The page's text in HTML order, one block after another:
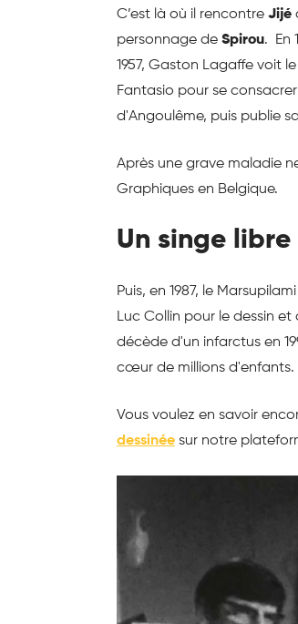
C’est là où il rencontre Jijé
personnage de Spirou. En
1957, Gaston Lagaffe voit
Fantasio pour se
d'Angoulême, puis publie
Après une grave maladie
Graphiques en Belgique.
Un singe libre
Puis, en 1987, le
Luc Collin pour le dessin
décède d'un infarctus en
cœur de millions d'enfants.
Vous voulez en savoir
dessinée sur notre